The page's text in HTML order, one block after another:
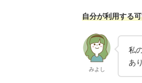
自分が利用する
みよし
私
あ